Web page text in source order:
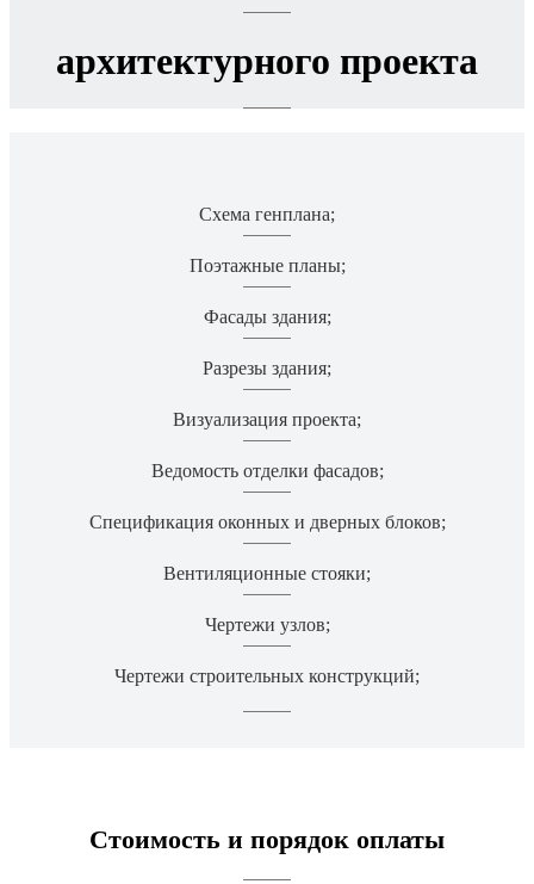
архитектурного проекта
Схема генплана;
Поэтажные планы;
Фасады здания;
Разрезы здания;
Визуализация проекта;
Ведомость отделки фасадов;
Спецификация оконных и дверных блоков;
Вентиляционные стояки;
Чертежи узлов;
Чертежи строительных конструкций;
Стоимость и порядок оплаты